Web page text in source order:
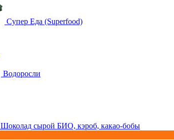
Супер Еда (Superfood)
Водоросли
Шоколад сырой БИО, кэроб, какао-бобы